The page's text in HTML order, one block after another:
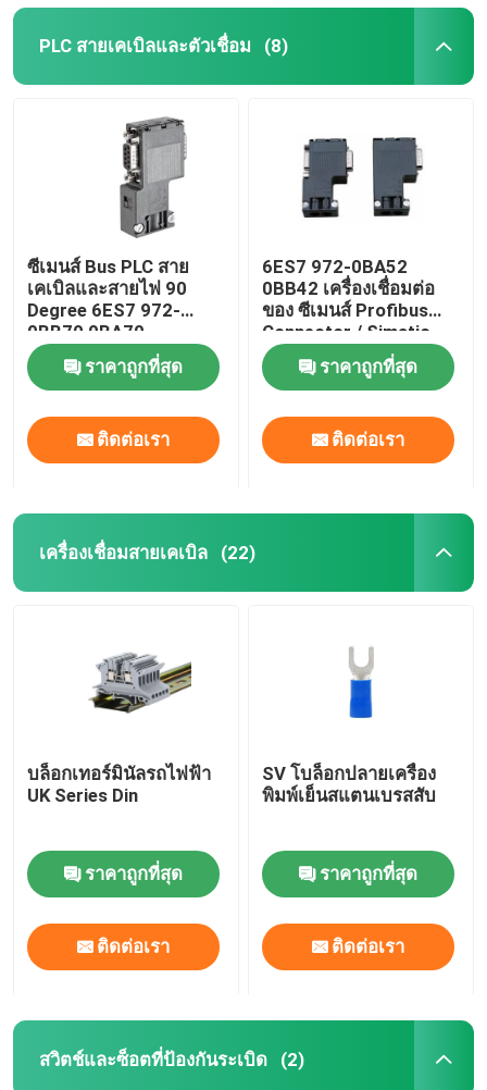
PLC สายเคเบิลและตัวเชื่อม (8)
ซีเมนส์ Bus PLC สาย
เคเบิลและสายไฟ 90
Degree 6ES7 972-
0BB70 0BA70
ราคาถูกที่สุด
ติดต่อเรา
6ES7 972-0BA52
0BB42 เครื่องเชื่อมต่อ
ของ ซีเมนส์ Profibus
Connector / Simatic
ET200 ของ ซีเมนส์ Bus
Connectorราคาถูกที่สุด
ติดต่อเรา
เครื่องเชื่อมสายเคเบิล (22)
บล็อกเทอร์มินัลรถไฟฟ้า
UK Series Din
ราคาถูกที่สุด
ติดต่อเรา
SV โบล็อกปลายเครื่อง
พิมพ์เย็นสแตนเบรสสับ
ราคาถูกที่สุด
ติดต่อเรา
สวิตช์และซ็อตที่ป้องกันระเบิด (2)